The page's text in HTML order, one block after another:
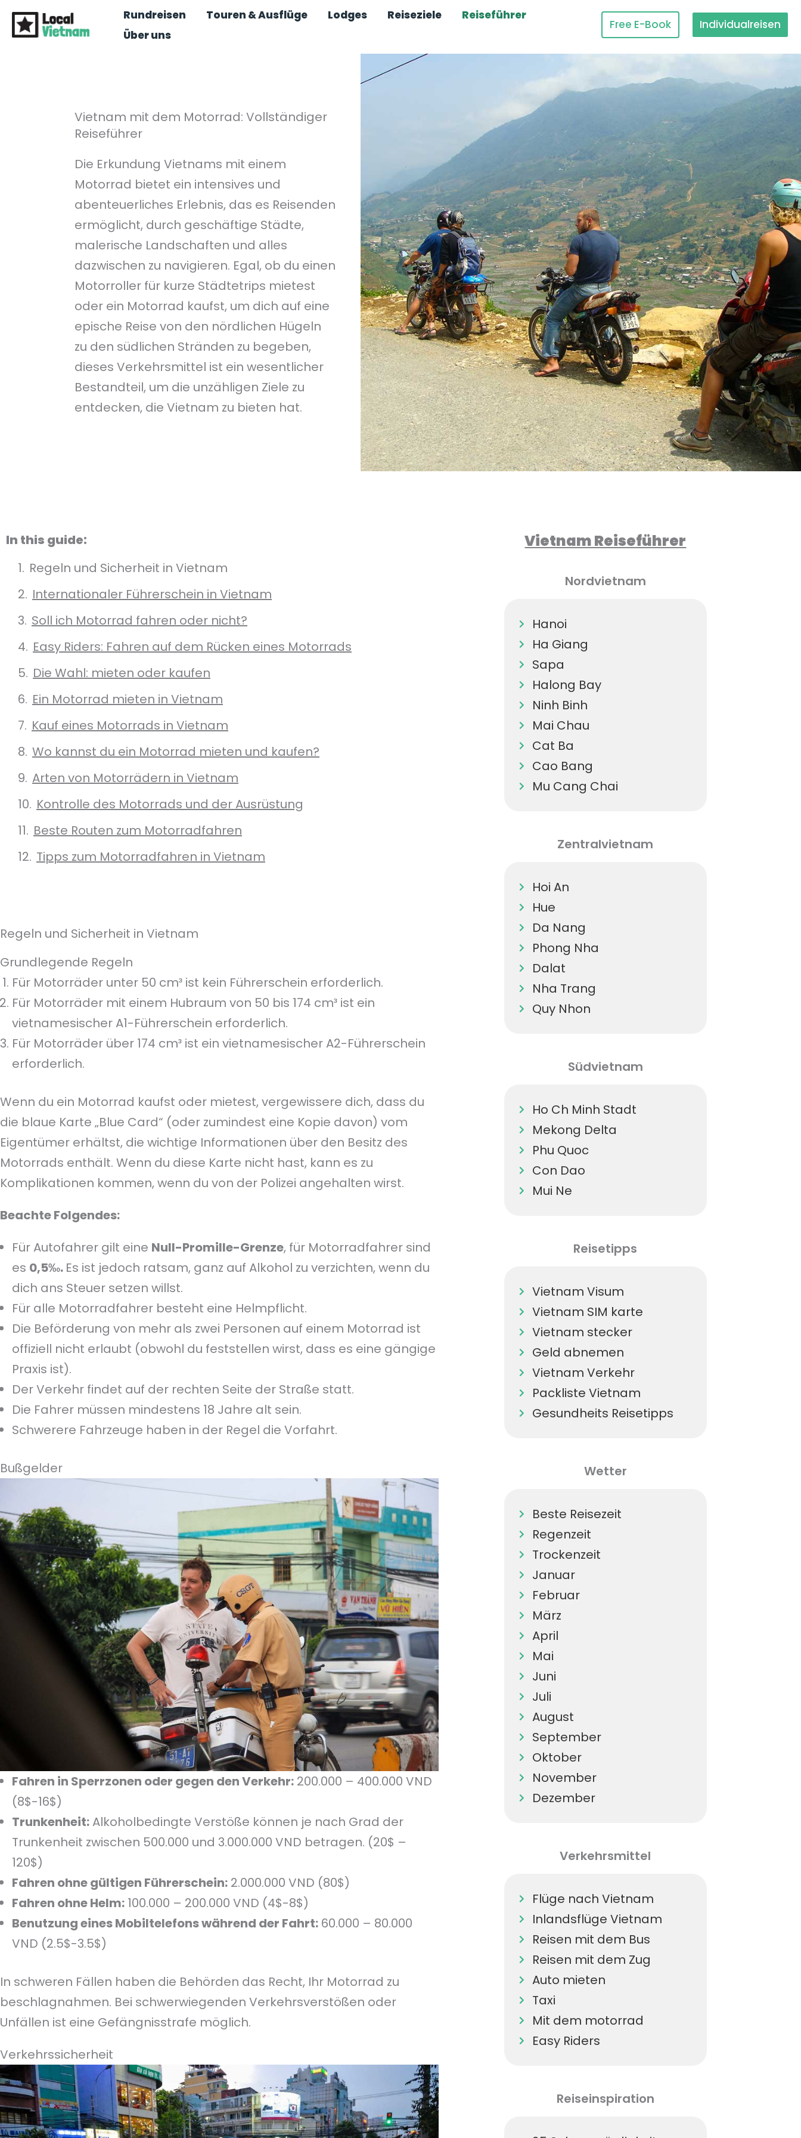
Zum
Inhalt
Rundreisen Touren & Ausflüge Lodges Reiseziele
Reiseführer
Über uns
Free E-Book Individualreisen
Vietnam mit dem Motorrad: Vollständiger
Reiseführer
Die Erkundung Vietnams mit einem
Motorrad bietet ein intensives und
abenteuerliches Erlebnis, das es Reisenden
ermöglicht, durch geschäftige Städte,
malerische Landschaften und alles
dazwischen zu navigieren. Egal, ob du einen
Motorroller für kurze Städtetrips mietest
oder ein Motorrad kaufst, um dich auf eine
epische Reise von den nördlichen Hügeln
zu den südlichen Stränden zu begeben,
dieses Verkehrsmittel ist ein wesentlicher
Bestandteil, um die unzähligen Ziele zu
entdecken, die Vietnam zu bieten hat.
In this guide:
Regeln und Sicherheit in Vietnam
Internationaler Führerschein in Vietnam
Soll ich Motorrad fahren oder nicht?
Easy Riders: Fahren auf dem Rücken eines Motorrads
Die Wahl: mieten oder kaufen
Ein Motorrad mieten in Vietnam
Kauf eines Motorrads in Vietnam
Wo kannst du ein Motorrad mieten und kaufen?
Arten von Motorrädern in Vietnam
Kontrolle des Motorrads und der Ausrüstung
Beste Routen zum Motorradfahren
Tipps zum Motorradfahren in Vietnam
Regeln und Sicherheit in Vietnam
Grundlegende Regeln
Für Motorräder unter 50 cm³ ist kein Führerschein erforderlich.
Für Motorräder mit einem Hubraum von 50 bis 174 cm³ ist ein
vietnamesischer A1-Führerschein erforderlich.
Für Motorräder über 174 cm³ ist ein vietnamesischer A2-Führerschein
erforderlich.
Wenn du ein Motorrad kaufst oder mietest, vergewissere dich, dass du
die blaue Karte „Blue Card“ (oder zumindest eine Kopie davon) vom
Eigentümer erhältst, die wichtige Informationen über den Besitz des
Motorrads enthält. Wenn du diese Karte nicht hast, kann es zu
Komplikationen kommen, wenn du von der Polizei angehalten wirst.
Beachte Folgendes:
Für Autofahrer gilt eine Null-Promille-Grenze, für Motorradfahrer sind
es 0,5‰. Es ist jedoch ratsam, ganz auf Alkohol zu verzichten, wenn du
dich ans Steuer setzen willst.
Für alle Motorradfahrer besteht eine Helmpflicht.
Die Beförderung von mehr als zwei Personen auf einem Motorrad ist
offiziell nicht erlaubt (obwohl du feststellen wirst, dass es eine gängige
Praxis ist).
Der Verkehr findet auf der rechten Seite der Straße statt.
Die Fahrer müssen mindestens 18 Jahre alt sein.
Schwerere Fahrzeuge haben in der Regel die Vorfahrt.
Bußgelder
Fahren in Sperrzonen oder gegen den Verkehr: 200.000 – 400.000 VND
(8$-16$)
Trunkenheit: Alkoholbedingte Verstöße können je nach Grad der
Trunkenheit zwischen 500.000 und 3.000.000 VND betragen. (20$ –
120$)
Fahren ohne gültigen Führerschein: 2.000.000 VND (80$)
Fahren ohne Helm: 100.000 – 200.000 VND (4$-8$)
Benutzung eines Mobiltelefons während der Fahrt: 60.000 – 80.000
VND (2.5$-3.5$)
In schweren Fällen haben die Behörden das Recht, Ihr Motorrad zu
beschlagnahmen. Bei schwerwiegenden Verkehrsverstößen oder
Unfällen ist eine Gefängnisstrafe möglich.
Verkehrssicherheit
Vietnam Reiseführer
Nordvietnam
Hanoi
Ha Giang
Sapa
Halong Bay
Ninh Binh
Mai Chau
Cat Ba
Cao Bang
Mu Cang Chai
Zentralvietnam
Hoi An
Hue
Da Nang
Phong Nha
Dalat
Nha Trang
Quy Nhon
Südvietnam
Ho Ch Minh Stadt
Mekong Delta
Phu Quoc
Con Dao
Mui Ne
Reisetipps
Vietnam Visum
Vietnam SIM karte
Vietnam stecker
Geld abnemen
Vietnam Verkehr
Packliste Vietnam
Gesundheits Reisetipps
Wetter
Beste Reisezeit
Regenzeit
Trockenzeit
Januar
Februar
März
April
Mai
Juni
Juli
August
September
Oktober
November
Dezember
Verkehrsmittel
Flüge nach Vietnam
Inlandsflüge Vietnam
Reisen mit dem Bus
Reisen mit dem Zug
Auto mieten
Taxi
Mit dem motorrad
Easy Riders
Reiseinspiration